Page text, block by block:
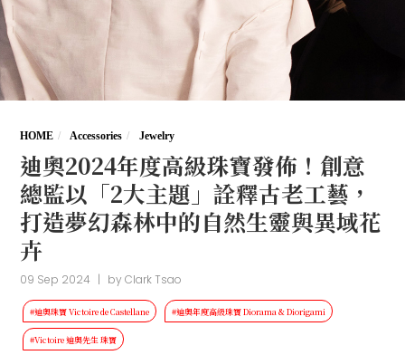
HOME Accessories Jewelry
迪奧2024年度高級珠寶發佈！創意
總監以「2大主題」詮釋古老工藝，
打造夢幻森林中的自然生靈與異域花
卉
09 Sep 2024 | byClark Tsao
#迪奧珠寶 Victoire de Castellane #迪奧年度高級珠寶 Diorama & Diorigami
#Victoire 迪奧先生 珠寶